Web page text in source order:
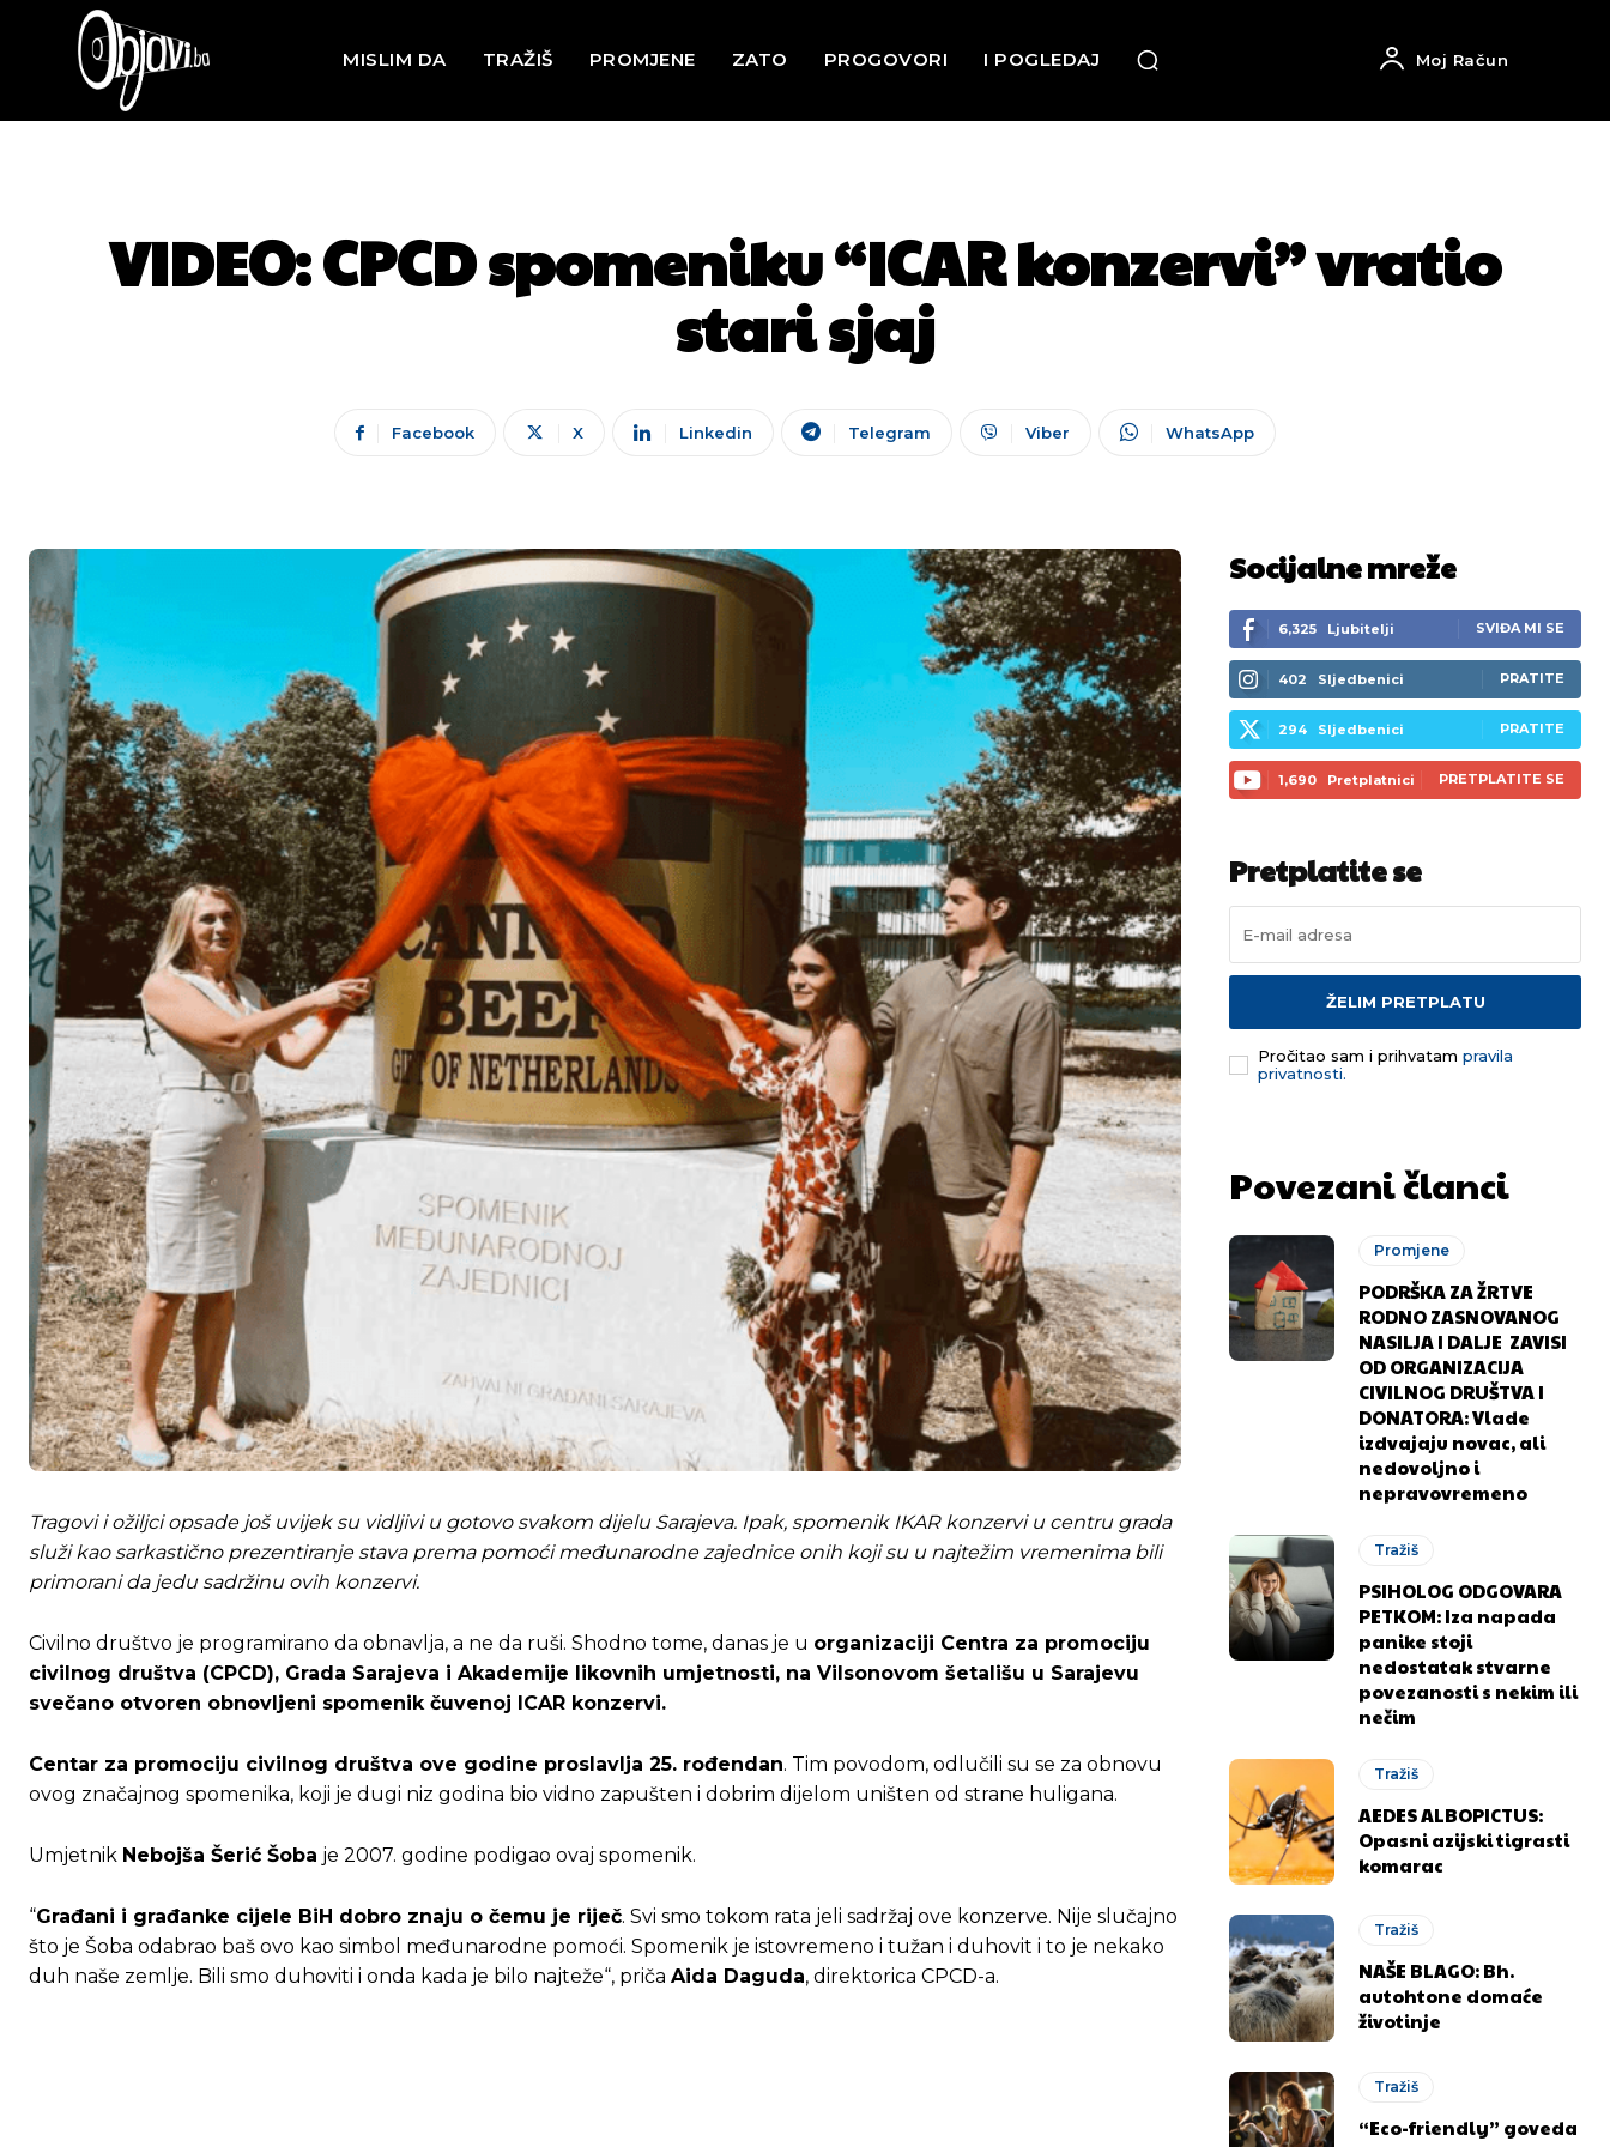
MISLIM DA TRAŽIŠ PROMJENE ZATO PROGOVORI I POGLEDAJ Moj Račun
VIDEO: CPCD spomeniku “ICAR konzervi” vratio
stari sjaj
Facebook X Linkedin Telegram Viber WhatsApp
Tragovi i ožiljci opsade još uvijek su vidljivi u gotovo svakom dijelu Sarajeva. Ipak, spomenik IKAR konzervi u centru grada
služi kao sarkastično prezentiranje stava prema pomoći međunarodne zajednice onih koji su u najtežim vremenima bili
primorani da jedu sadržinu ovih konzervi.
Civilno društvo je programirano da obnavlja, a ne da ruši. Shodno tome, danas je u organizaciji Centra za promociju
civilnog društva (CPCD), Grada Sarajeva i Akademije likovnih umjetnosti, na Vilsonovom šetališu u Sarajevu
svečano otvoren obnovljeni spomenik čuvenoj ICAR konzervi.
Centar za promociju civilnog društva ove godine proslavlja 25. rođendan. Tim povodom, odlučili su se za obnovu
ovog značajnog spomenika, koji je dugi niz godina bio vidno zapušten i dobrim dijelom uništen od strane huligana.
Umjetnik Nebojša Šerić Šoba je 2007. godine podigao ovaj spomenik.
“Građani i građanke cijele BiH dobro znaju o čemu je riječ. Svi smo tokom rata jeli sadržaj ove konzerve. Nije slučajno
što je Šoba odabrao baš ovo kao simbol međunarodne pomoći. Spomenik je istovremeno i tužan i duhovit i to je nekako
duh naše zemlje. Bili smo duhoviti i onda kada je bilo najteže“, priča Aida Daguda, direktorica CPCD-a.
Socijalne mreže
6,325 Ljubitelji SVIĐA MI SE
402 Sljedbenici PRATITE
294 Sljedbenici PRATITE
1,690 Pretplatnici PRETPLATITE SE
Pretplatite se
ŽELIM PRETPLATU
Pročitao sam i prihvatam pravila
privatnosti.
Povezani članci
Promjene
PODRŠKA ZA ŽRTVE
RODNO ZASNOVANOG
NASILJA I DALJE ZAVISI
OD ORGANIZACIJA
CIVILNOG DRUŠTVA I
DONATORA: Vlade
izdvajaju novac, ali
nedovoljno i
nepravovremeno
Tražiš
PSIHOLOG ODGOVARA
PETKOM: Iza napada
panike stoji
nedostatak stvarne
povezanosti s nekim ili
nečim
Tražiš
AEDES ALBOPICTUS:
Opasni azijski tigrasti
komarac
Tražiš
NAŠE BLAGO: Bh.
autohtone domaće
životinje
Tražiš
“Eco-friendly” goveda